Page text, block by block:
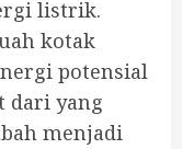
listrik.
kotak
potensial
dari yang
menjadi